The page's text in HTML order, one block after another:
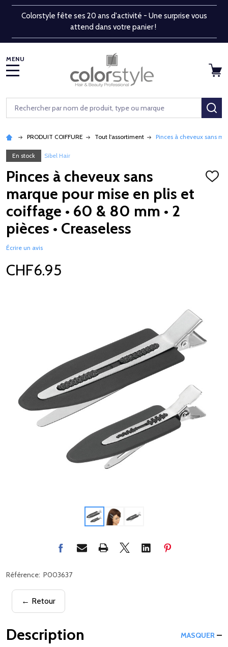
Colorstyle fête ses 20 ans d'activité - Une surprise vous
attend dans votre panier !
Rechercher
PRODUIT COIFFURE Tout l'assortiment Pinces à cheveux sans
En stock Sibel Hair
Pinces à cheveux sans
marque pour mise en plis et
coiffage • 60 & 80 mm • 2
pièces • Creaseless
Écrire un avis
CHF6.95
Référence: P003637
← Retour
Description MASQUER